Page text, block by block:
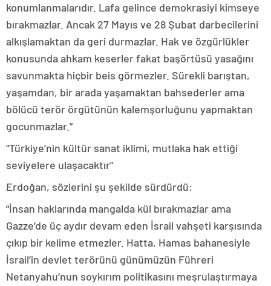
konumlanmalarıdır. Lafa gelince demokrasiyi kimseye
bırakmazlar. Ancak 27 Mayıs ve 28 Şubat darbecilerini
alkışlamaktan da geri durmazlar. Hak ve özgürlükler
konusunda ahkam keserler fakat başörtüsü yasağını
savunmakta hiçbir beis görmezler. Sürekli barıştan,
yaşamdan, bir arada yaşamaktan bahsederler ama
bölücü terör örgütünün kalemşorluğunu yapmaktan
gocunmazlar.”
“Türkiye’nin kültür sanat iklimi, mutlaka hak ettiği
seviyelere ulaşacaktır”
Erdoğan, sözlerini şu şekilde sürdürdü:
“İnsan haklarında mangalda kül bırakmazlar ama
Gazze’de üç aydır devam eden İsrail vahşeti karşısında
çıkıp bir kelime etmezler. Hatta, Hamas bahanesiyle
İsrail’in devlet terörünü günümüzün Führeri
Netanyahu’nun soykırım politikasını meşrulaştırmaya